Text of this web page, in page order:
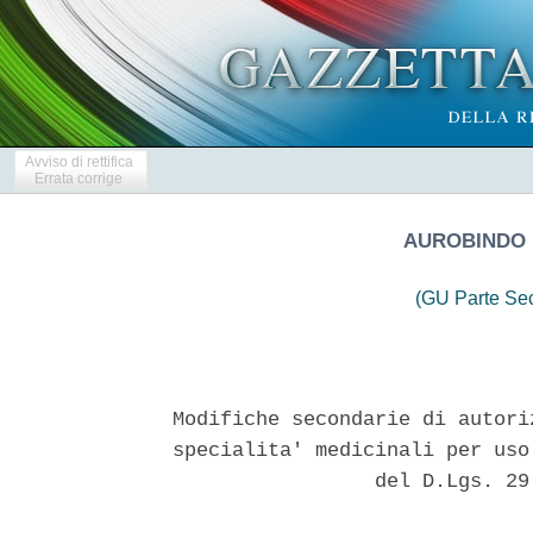
Avviso di rettifica
Errata corrige
(GU Parte
Modifiche secondarie di
specialita' medicinali per
del D.Lgs.